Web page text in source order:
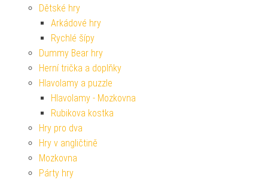
Dětské hry
Arkádové hry
Rychlé šípy
Dummy Bear hry
Herní trička a doplňky
Hlavolamy a puzzle
Hlavolamy - Mozkovna
Rubikova kostka
Hry pro dva
Hry v angličtině
Mozkovna
Párty hry